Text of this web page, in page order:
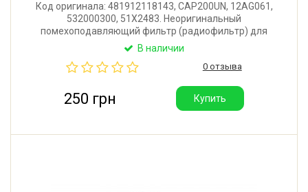
Код оригинала: 481912118143, CAP200UN, 12AG061,
532000300, 51X2483. Неоригинальный
помехоподавляющий фильтр (радиофильтр) для
стиральной машины Whirlpool и других. Крепление:
(Китай). Отличное качество.
В наличии
0 отзыва
250 грн Купить